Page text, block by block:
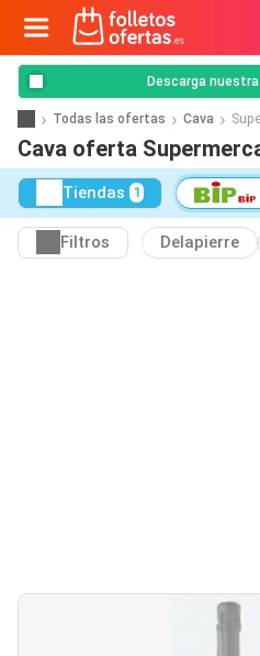
Descarga
Todas las ofertas Cava
Cava oferta
Tiendas 1
Filtros Delapierre